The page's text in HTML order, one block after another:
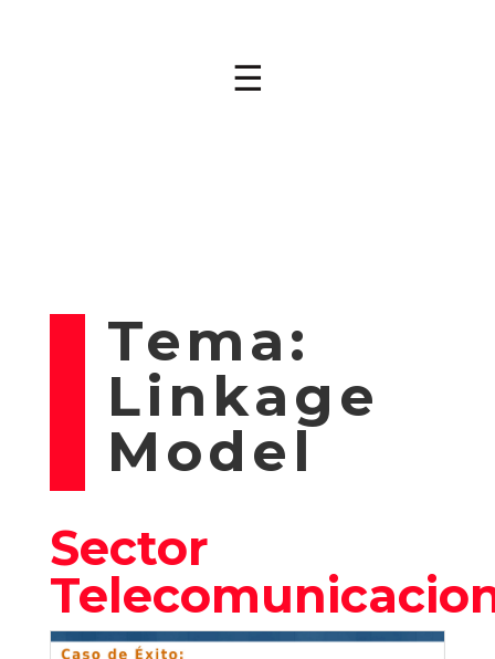
☰
Tema:
Linkage
Model
Sector